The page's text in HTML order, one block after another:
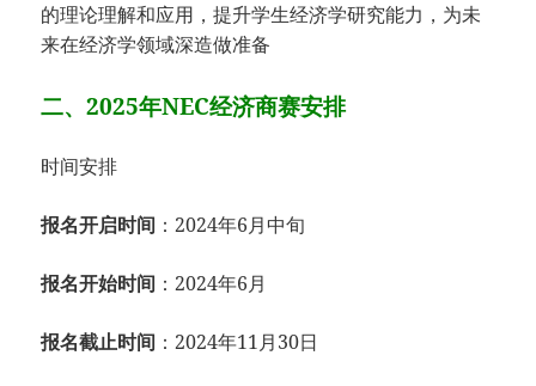
的理论理解和应用，提升学生经济学研究能力，为未
来在经济学领域深造做准备
二、2025年NEC经济商赛安排
时间安排
报名开启时间 ：2024年6月中旬
报名开始时间 ：2024年6月
报名截止时间 ：2024年11月30日